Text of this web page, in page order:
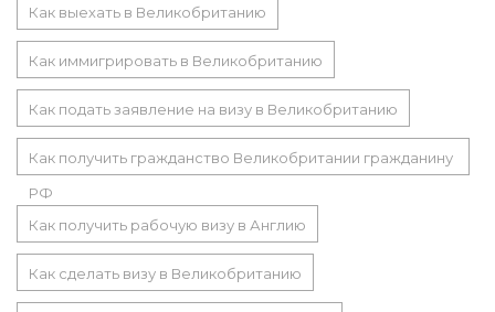
Как выехать в Великобританию
Как иммигрировать в Великобританию
Как подать заявление на визу в Великобританию
Как получить гражданство Великобритании гражданину
РФ
Как получить рабочую визу в Англию
Как сделать визу в Великобританию